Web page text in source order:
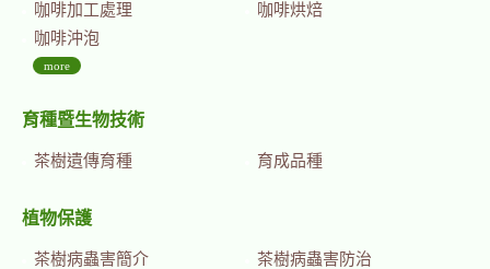
咖啡加工處理
咖啡烘焙
咖啡沖泡
more
育種暨生物技術
茶樹遺傳育種 育成品種
植物保護
茶樹病蟲害簡介
茶樹病蟲害防治